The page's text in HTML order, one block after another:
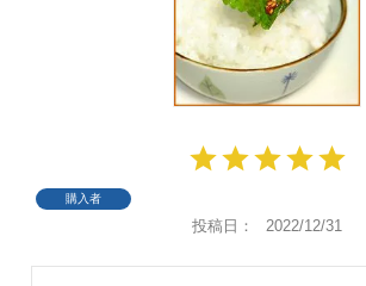
購入者
投稿日 2022/12/31